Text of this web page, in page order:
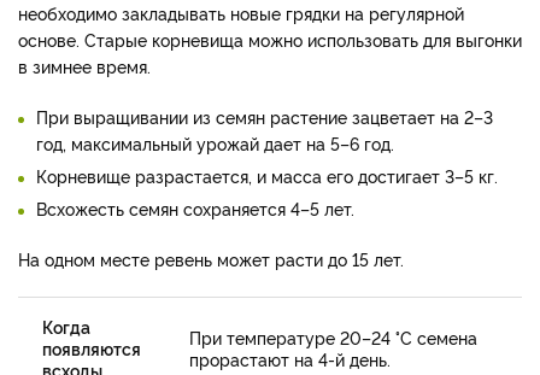
необходимо закладывать новые грядки на регулярной
основе. Старые корневища можно использовать для выгонки
в зимнее время.
При выращивании из семян растение зацветает на 2–3
год, максимальный урожай дает на 5–6 год.
Корневище разрастается, и масса его достигает 3–5 кг.
Всхожесть семян сохраняется 4–5 лет.
На одном месте ревень может расти до 15 лет.
Когда
появляются
всходы
При температуре 20–24 °C семена
прорастают на 4-й день.